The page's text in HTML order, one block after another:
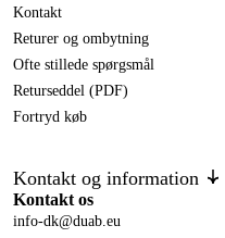
Kontakt
Returer og ombytning
Ofte stillede spørgsmål
Returseddel (PDF)
Fortryd køb
Kontakt og information
Kontakt os
info-dk@duab.eu